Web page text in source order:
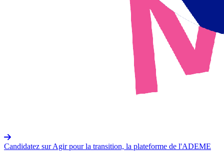
Candidatez sur Agir pour la transition, la plateforme de l'ADEME